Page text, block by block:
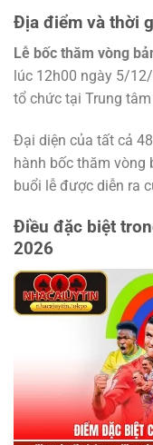
Địa điểm và thời
Lễ bốc thăm vòng
lúc 12h00 ngày 5/
tổ chức tại Trung
Đại diện của tất cả
hành bốc thăm vòng
buổi lễ được diễn ra
Điều đặc biệt
2026